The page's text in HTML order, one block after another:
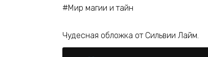
#Мир магии и тайн
Чудесная обложка от Сильвии Лайм.